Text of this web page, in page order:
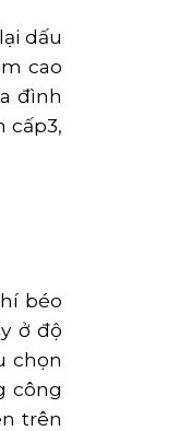
dấu
cao
đình
cấp3,
béo
ở độ
chọn
công
trên